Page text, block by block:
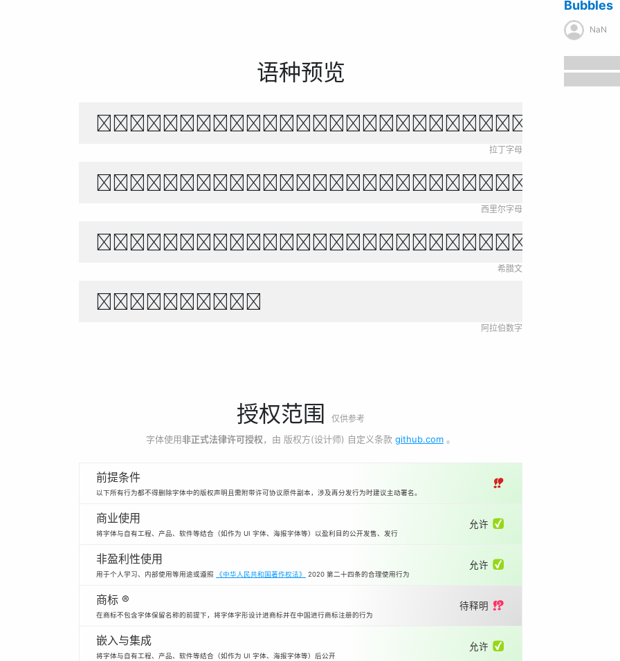
语种预览
The quick brown fox jumps over
拉丁字母
Белый снег тихо падает, звёзды
西里尔字母
Θέλει αρετή και τόλμη η
希腊文
1234567890
阿拉伯数字
授权范围 仅供参考
字体使用非正式法律许可授权，由 版权方(设计师) 自定义条款 github.com 。
前提条件
以下所有行为都不得删除字体中的版权声明且需附带许可协议原件副本，涉及再分发行为时建议主动署名。
‼
商业使用
将字体与自有工程、产品、软件等结合（如作为 UI 字体、海报字体等）以盈利目的公开发售、发行
允许 ✅
非盈利性使用
用于个人学习、内部使用等用途或遵照 《中华人民共和国著作权法》 2020 第二十四条的合理使用行为
允许 ✅
商标 ®
在商标不包含字体保留名称的前提下，将字体字形设计进商标并在中国进行商标注册的行为
待释明 ⁉️
嵌入与集成
将字体与自有工程、产品、软件等结合（如作为 UI 字体、海报字体等）后公开
允许 ✅
Bubbles
NaN